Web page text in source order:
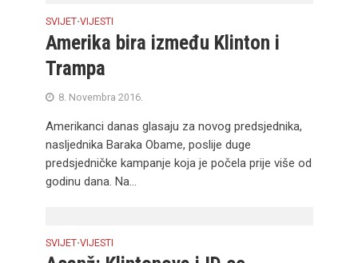
SVIJET•VIJESTI
Amerika bira između Klinton i
Trampa
8. Novembra 2016.
Amerikanci danas glasaju za novog predsjednika,
nasljednika Baraka Obame, poslije duge
predsjedničke kampanje koja je počela prije više od
godinu dana. Na...
SVIJET•VIJESTI